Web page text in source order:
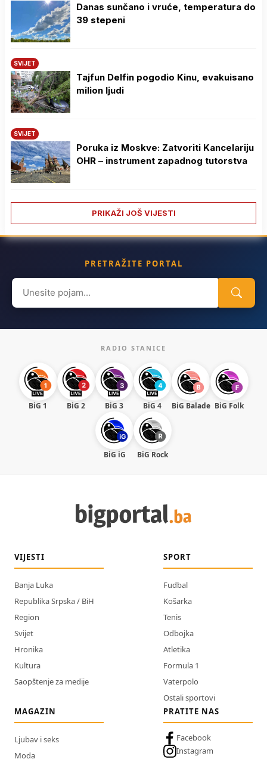
Danas sunčano i vruće, temperatura do
39 stepeni
SVIJET
Tajfun Delfin pogodio Kinu, evakuisano
milion ljudi
SVIJET
Poruka iz Moskve: Zatvoriti Kancelariju
OHR – instrument zapadnog tutorstva
PRIKAŽI JOŠ VIJESTI
PRETRAŽITE PORTAL
Search
for:
RADIO STANICE
BiG 1 BiG 2 BiG 3 BiG 4 BiG Balade BiG Folk
BiG iG BiG Rock
VIJESTI
Banja Luka
Republika Srpska / BiH
Region
Svijet
Hronika
Kultura
Saopštenje za medije
SPORT
Fudbal
Košarka
Tenis
Odbojka
Atletika
Formula 1
Vaterpolo
Ostali sportovi
MAGAZIN
Ljubav i seks
Moda
PRATITE NAS
Facebook
Instagram